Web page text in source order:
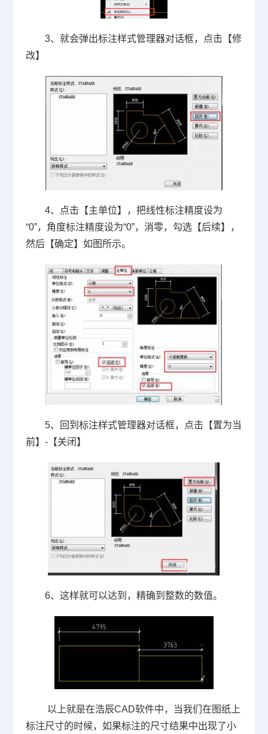
3、就会弹出标注样式管理器对话框，点击【修
改】
4、点击【主单位】，把线性标注精度设为
“0”，角度标注精度设为“0”，消零，勾选【后续】，
然后【确定】如图所示。
5、回到标注样式管理器对话框，点击【置为当
前】 -【关闭】
6、这样就可以达到，精确到整数的数值。
以上就是在浩辰CAD软件中，当我们在图纸上
标注尺寸的时候，如果标注的尺寸结果中出现了小